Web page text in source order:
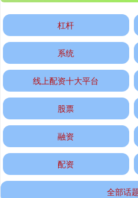
国债指数 229.69
杠杆
系统
线上配资十大平台
股票
融资
配资
全部话